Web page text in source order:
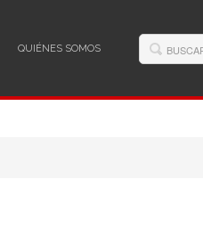
QUIÉNES SOMOS